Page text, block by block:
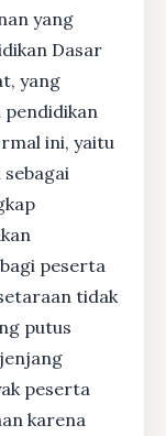
yang
Dasar
yang
pendidikan
ini, yaitu
peserta
tidak
putus
peserta
karena